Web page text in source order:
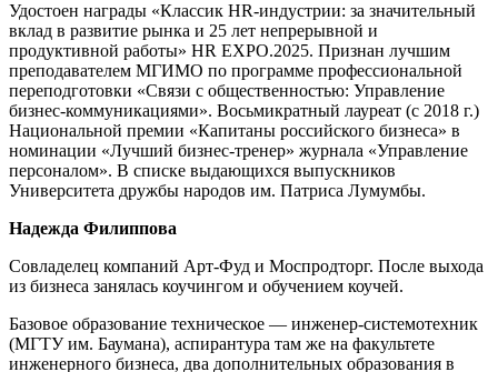
Удостоен награды «Классик HR-индустрии: за значительный
вклад в развитие рынка и 25 лет непрерывной и
продуктивной работы» HR EXPO.2025. Признан лучшим
преподавателем МГИМО по программе профессиональной
переподготовки «Связи с общественностью: Управление
бизнес-коммуникациями». Восьмикратный лауреат (с 2018 г.)
Национальной премии «Капитаны российского бизнеса» в
номинации «Лучший бизнес-тренер» журнала «Управление
персоналом». В списке выдающихся выпускников
Университета дружбы народов им. Патриса Лумумбы.
Надежда Филиппова
Совладелец компаний Арт-Фуд и Моспродторг. После выхода
из бизнеса занялась коучингом и обучением коучей.
Базовое образование техническое — инженер-системотехник
(МГТУ им. Баумана), аспирантура там же на факультете
инженерного бизнеса, два дополнительных образования в